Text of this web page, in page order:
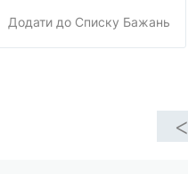
Додати до Списку Бажань
<